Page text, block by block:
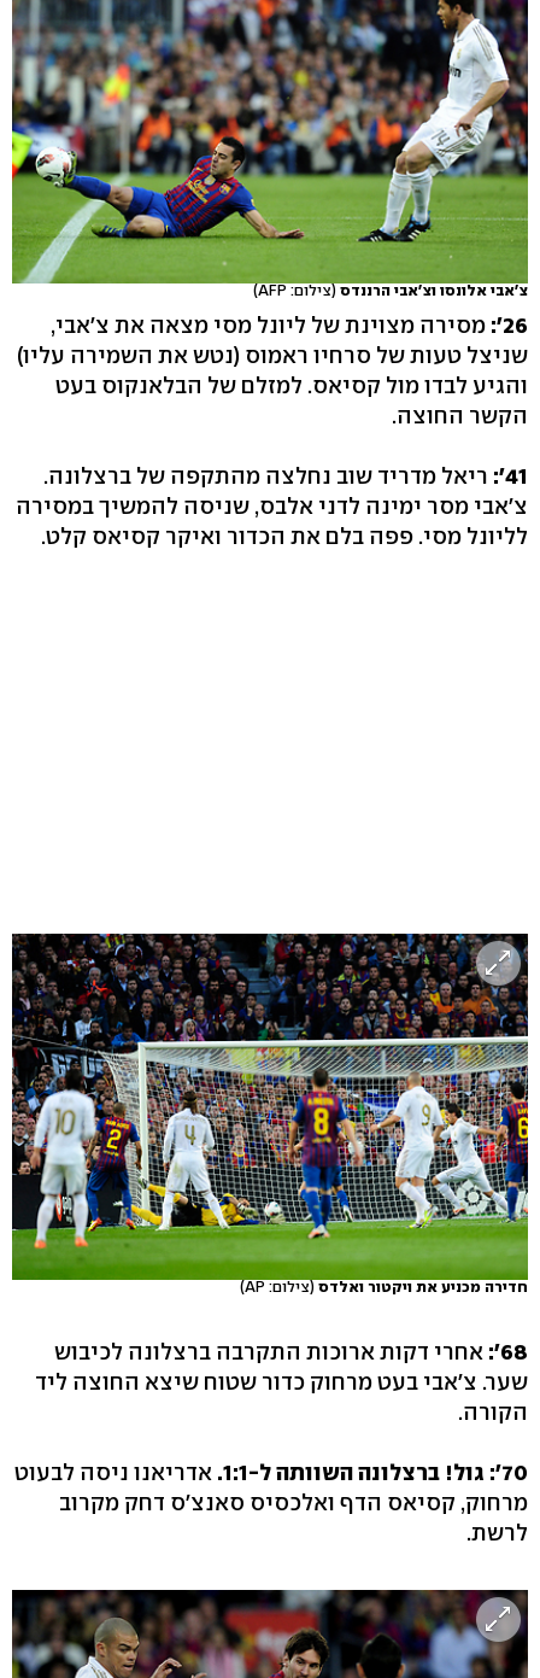
צ'אבי אלונסו וצ'אבי הרננדס (צילום: AFP)
26':
מסירה מצוינת של ליונל מסי מצאה את צ'אבי,
שניצל טעות של סרחיו ראמוס (נטש את השמירה עליו)
והגיע לבדו מול קסיאס. למזלם של הבלאנקוס בעט
הקשר החוצה.
41':
ריאל מדריד שוב נחלצה מהתקפה של ברצלונה.
צ'אבי מסר ימינה לדני אלבס, שניסה להמשיך במסירה
לליונל מסי. פפה בלם את הכדור ואיקר קסיאס קלט.
חדירה מכניע את ויקטור ואלדס (צילום: AP)
68':
אחרי דקות ארוכות התקרבה ברצלונה לכיבוש
שער. צ'אבי בעט מרחוק כדור שטוח שיצא החוצה ליד
הקורה.
70': גול! ברצלונה השוותה ל-1:1.
אדריאנו ניסה לבעוט
מרחוק, קסיאס הדף ואלכסיס סאנצ'ס דחק מקרוב
לרשת.